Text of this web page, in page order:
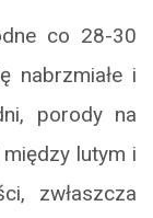
co 28-30
nabrzmiałe i
porody na
lutym i
zwłaszcza